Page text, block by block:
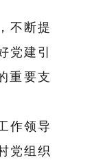
不断提
党建引
重要支
作领导
党组织